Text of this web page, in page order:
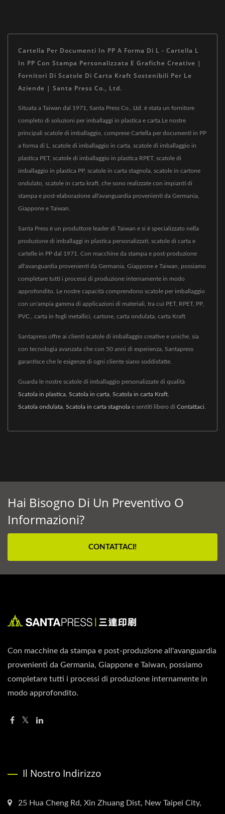
Cartella Per Documenti In PP A Forma Di L - Cartella L
In PP Con Stampa Personalizzata E Grafiche Creative |
Fornitori Di Scatole Di Carta Kraft Sostenibili Per Le
Aziende | Santa Press Co., Ltd.
Situata a Taiwan dal 1971, Santa Press Co., Ltd. è stata un fornitore
completo di soluzioni per imballaggi in plastica e carta.Le nostre
principali scatole di imballaggio, comprese Cartella per documenti in PP
a forma di L, scatole di imballaggio in carta, scatole di imballaggio in
plastica PET, scatole di imballaggio in plastica RPET, scatole di
imballaggio in plastica PP, scatole in carta stagnola, scatole in cartone
ondulato, scatole in carta kraft, che sono realizzate con impianti di
stampa e post-elaborazione all'avanguardia provenienti da Germania,
Giappone e Taiwan.
Santa Press è un produttore leader di Taiwan e si è specializzato nella
produzione di imballaggi in plastica personalizzati, scatole di carta e
cartelle in PP dal 1971. Con macchine da stampa e post-produzione
all'avanguardia provenienti da Germania, Giappone e Taiwan, possiamo
completare tutti i processi di produzione internamente in modo
approfondito. Le nostre capacità comprendono scatole per imballaggio
con un'ampia gamma di applicazioni di materiali, tra cui PET, RPET, PP,
PVC., carta in fogli metallici, cartone, carta ondulata, carta Kraft
Santapress offre ai clienti scatole di imballaggio creative e uniche, sia
con tecnologia avanzata che con 50 anni di esperienza, Santapress
garantisce che le esigenze di ogni cliente siano soddisfatte.
Guarda le nostre scatole di imballaggio personalizzate di qualità
Scatola in plastica Scatola in carta Scatola in carta Kraft
Scatola ondulata Scatola in carta stagnola e sentiti libero di Contattaci
Hai Bisogno Di Un Preventivo O
Informazioni?
CONTATTACI!
Con macchine da stampa e post-produzione all'avanguardia
provenienti da Germania, Giappone e Taiwan, possiamo
completare tutti i processi di produzione internamente in
modo approfondito.
Il Nostro Indirizzo
25 Hua Cheng Rd, Xin Zhuang Dist, New Taipei City,